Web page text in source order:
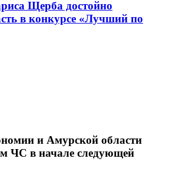
Щерба достойно
в конкурсе «Лучший по
и Амурской области
ЧС в начале следующей